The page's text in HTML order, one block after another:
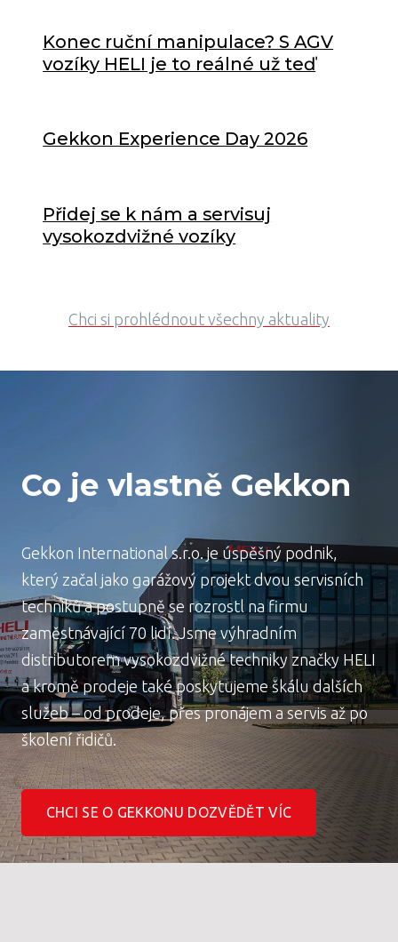
Konec ruční manipulace? S AGV
vozíky HELI je to reálné už teď
Gekkon Experience Day 2026
Přidej se k nám a servisuj
vysokozdvižné vozíky
Chci si prohlédnout všechny aktuality
Co je vlastně Gekkon
Gekkon International s.r.o. je úspěšný podnik,
který začal jako garážový projekt dvou servisních
techniků a postupně se rozrostl na firmu
zaměstnávající 70 lidí. Jsme výhradním
distributorem vysokozdvižné techniky značky HELI
a kromě prodeje také poskytujeme škálu dalších
služeb – od prodeje, přes pronájem a servis až po
školení řidičů.
CHCI SE O GEKKONU DOZVĚDĚT VÍC